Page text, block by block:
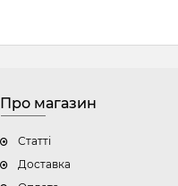
Про магазин
Статті
Доставка